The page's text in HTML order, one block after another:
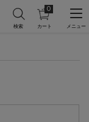
カ
ー
0
0 カート内の